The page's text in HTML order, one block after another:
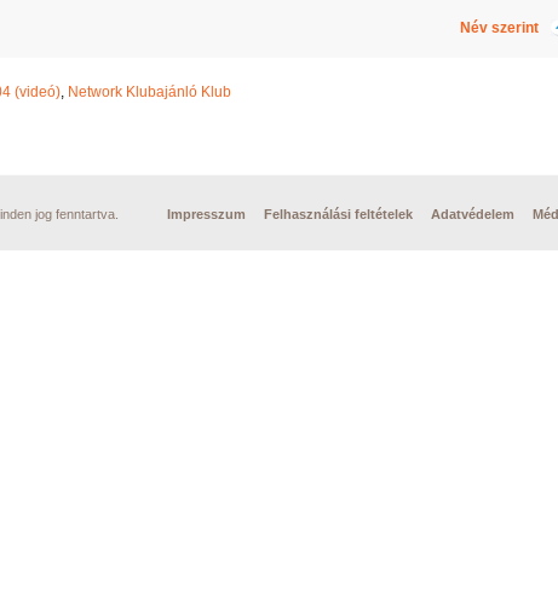
Név szerint
(videó), Network Klubajánló Klub
jog fenntartva. Impresszum Felhasználási feltételek Adatvédelem